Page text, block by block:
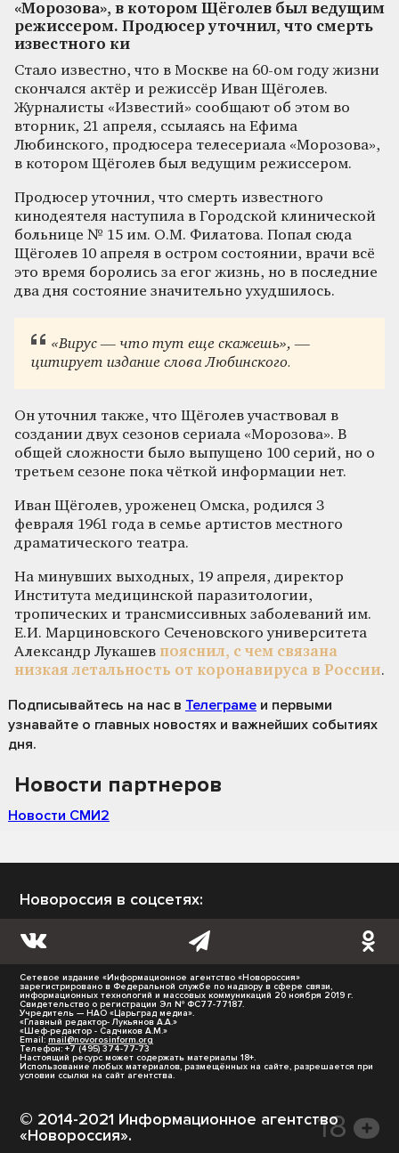
«Морозова», в котором Щёголев был ведущим
режиссером. Продюсер уточнил, что смерть
известного ки
Стало известно, что в Москве на 60-ом году жизни
скончался актёр и режиссёр Иван Щёголев.
Журналисты «Известий» сообщают об этом во
вторник, 21 апреля, ссылаясь на Ефима
Любинского, продюсера телесериала «Морозова»,
в котором Щёголев был ведущим режиссером.
Продюсер уточнил, что смерть известного
кинодеятеля наступила в Городской клинической
больнице № 15 им. О.М. Филатова. Попал сюда
Щёголев 10 апреля в остром состоянии, врачи всё
это время боролись за егог жизнь, но в последние
два дня состояние значительно ухудшилось.
«Вирус — что тут еще скажешь», —
цитирует издание слова Любинского.
Он уточнил также, что Щёголев участвовал в
создании двух сезонов сериала «Морозова». В
общей сложности было выпущено 100 серий, но о
третьем сезоне пока чёткой информации нет.
Иван Щёголев, уроженец Омска, родился 3
февраля 1961 года в семье артистов местного
драматического театра.
На минувших выходных, 19 апреля, директор
Института медицинской паразитологии,
тропических и трансмиссивных заболеваний им.
Е.И. Марциновского Сеченовского университета
Александр Лукашев пояснил, с чем связана
низкая летальность от коронавируса в России.
Подписывайтесь на нас в Телеграме и первыми
узнавайте о главных новостях и важнейших событиях
дня.
Новости партнеров
Новости СМИ2
Новороссия в соцсетях:
Сетевое издание «Информационное агентство «Новороссия»
зарегистрировано в Федеральной службе по надзору в сфере связи,
информационных технологий и массовых коммуникаций 20 ноября 2019 г.
Свидетельство о регистрации Эл № ФС77-77187.
Учредитель — НАО «Царьград медиа».
«Главный редактор- Лукьянов А.А.»
«Шеф-редактор - Садчиков А.М.»
Email: mail@novorosinform.org
Телефон: +7 (495) 374-77-73
Настоящий ресурс может содержать материалы 18+.
Использование любых материалов, размещённых на сайте, разрешается при
условии ссылки на сайт агентства.
© 2014-2021 Информационное агентство
«Новороссия».